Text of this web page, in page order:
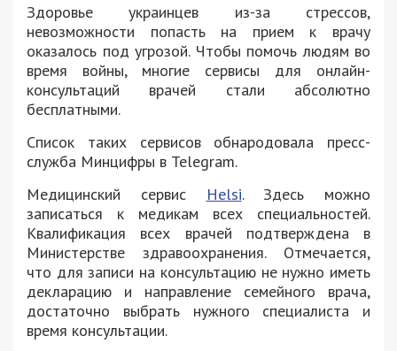
Здоровье украинцев из-за стрессов,
невозможности попасть на прием к врачу
оказалось под угрозой. Чтобы помочь людям во
время войны, многие сервисы для онлайн-
консультаций врачей стали абсолютно
бесплатными.
Список таких сервисов обнародовала пресс-
служба Минцифры в Telegram.
Медицинский сервис
Helsi. Здесь можно
записаться к медикам всех специальностей.
Квалификация всех врачей подтверждена в
Министерстве здравоохранения. Отмечается,
что для записи на консультацию не нужно иметь
декларацию и направление семейного врача,
достаточно выбрать нужного специалиста и
время консультации.